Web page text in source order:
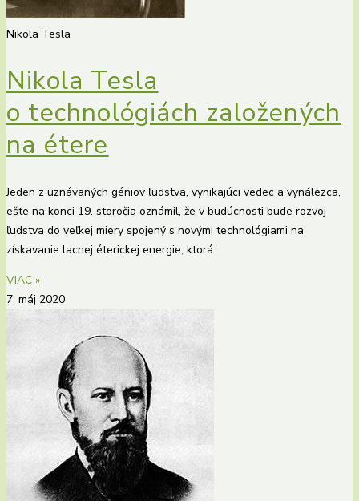
Nikola Tesla
Nikola Tesla
o technológiách založených
na étere
Jeden z uznávaných géniov ľudstva, vynikajúci vedec a vynálezca,
ešte na konci 19. storočia oznámil, že v budúcnosti bude rozvoj
ľudstva do veľkej miery spojený s novými technológiami na
získavanie lacnej éterickej energie, ktorá
VIAC »
7. máj 2020